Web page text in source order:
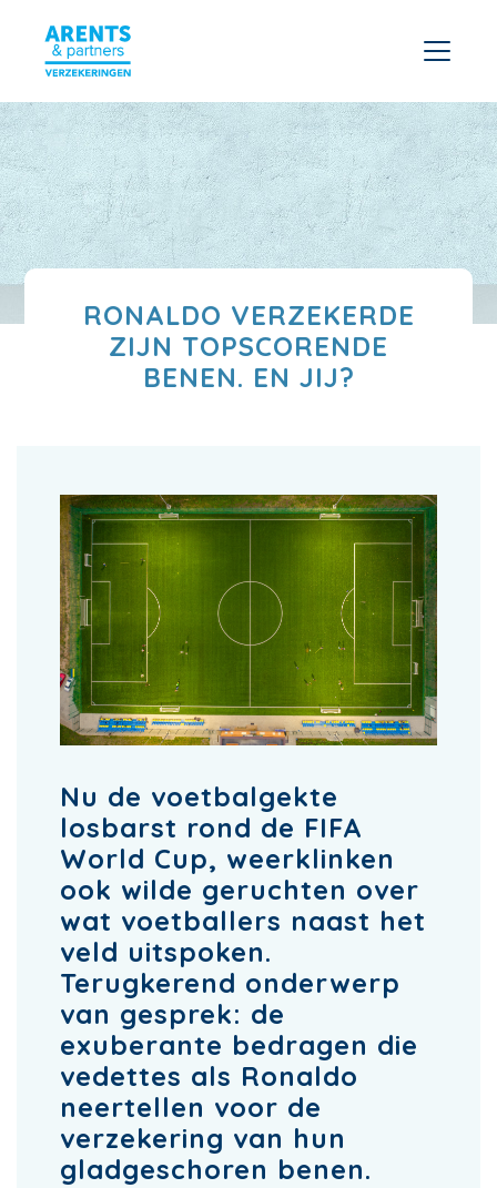
RONALDO VERZEKERDE
ZIJN TOPSCORENDE
BENEN. EN JIJ?
Nu de voetbalgekte
losbarst rond de FIFA
World Cup, weerklinken
ook wilde geruchten over
wat voetballers naast het
veld uitspoken.
Terugkerend onderwerp
van gesprek: de
exuberante bedragen die
vedettes als Ronaldo
neertellen voor de
verzekering van hun
gladgeschoren benen.